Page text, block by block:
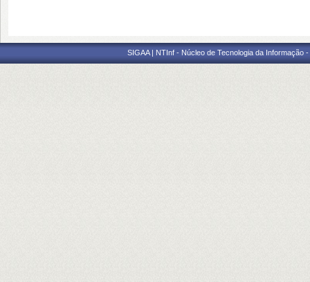
SIGAA | NTInf - Núcleo de Tecnologia da